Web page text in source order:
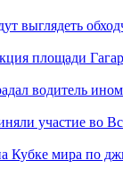
выглядеть
площади
водитель
участие во
Кубке мира по